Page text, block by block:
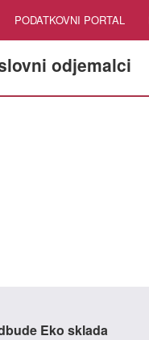
PODATKOVNI PORTAL
odjemalci
Eko sklada